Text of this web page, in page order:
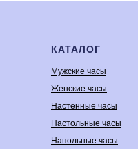
КАТАЛОГ
Мужские часы
Женские часы
Настенные часы
Настольные часы
Напольные часы